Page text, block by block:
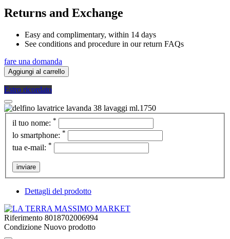
Returns and Exchange
Easy and complimentary, within 14 days
See conditions and procedure in our return FAQs
fare una domanda
Aggiungi al carrello
Estro ricordato
il tuo nome: *
lo smartphone: *
tua e-mail: *
inviare
Dettagli del prodotto
Riferimento 8018702006994
Condizione Nuovo prodotto